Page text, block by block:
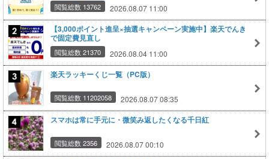
閲覧総数 13762 2026.08.07 11:00
【3,000ポイント進呈×抽選キャンペーン実施中】楽天でんき
で固定費見直し
閲覧総数 21370 2026.08.04 11:00
楽天ラッキーくじ一覧（PC版）
閲覧総数 11202058 2026.08.07 08:35
スマホは常に手元に・微笑み返したくなる千日紅
閲覧総数 2356 2026.08.07 00:10